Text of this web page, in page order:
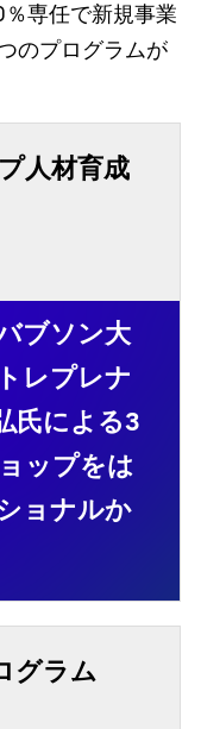
専任で新規事業
のプログラムが
人材育成
ブソン大
レプレナ
氏による3
ップをは
ョナルか
グラム